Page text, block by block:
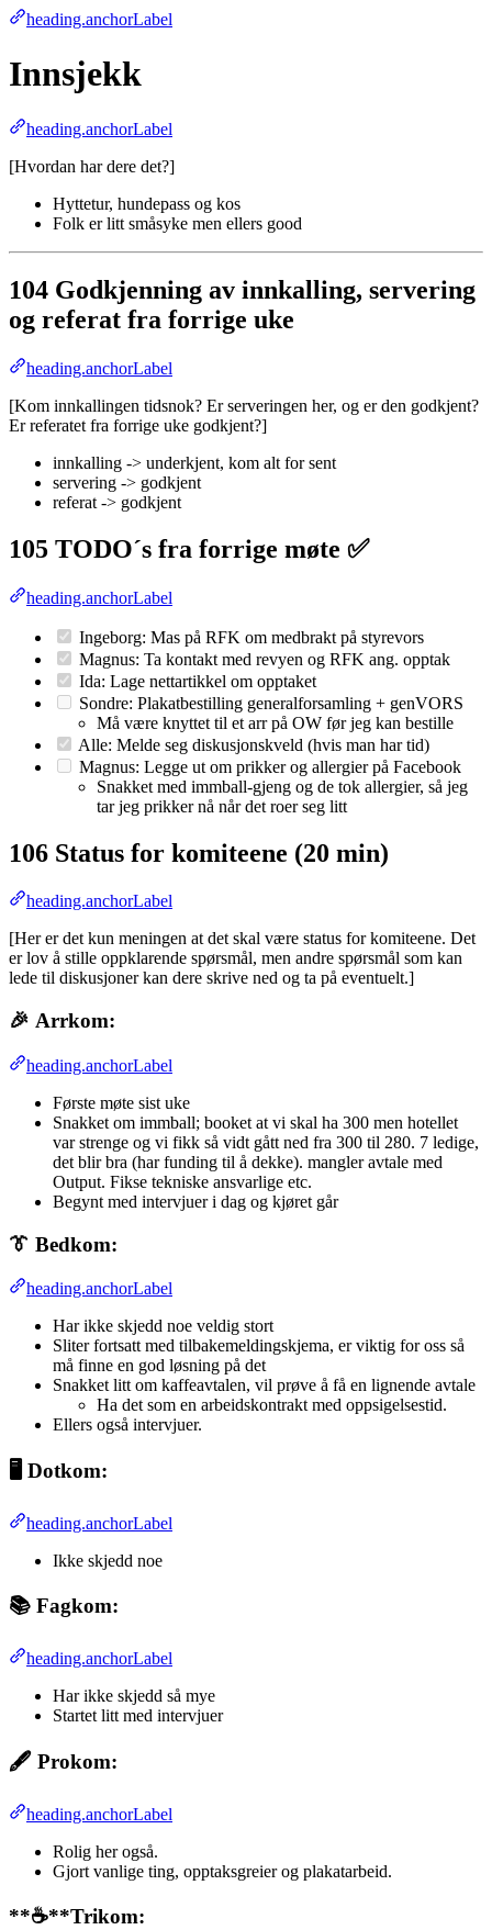
heading.anchorLabel
Innsjekk
heading.anchorLabel
[Hvordan har dere det?]
Hyttetur, hundepass og kos
Folk er litt småsyke men ellers good
104 Godkjenning av innkalling, servering
og referat fra forrige uke
heading.anchorLabel
[Kom innkallingen tidsnok? Er serveringen her, og er den godkjent?
Er referatet fra forrige uke godkjent?]
innkalling -> underkjent, kom alt for sent
servering -> godkjent
referat -> godkjent
105 TODO´s fra forrige møte ✅
heading.anchorLabel
Ingeborg: Mas på RFK om medbrakt på styrevors
Magnus: Ta kontakt med revyen og RFK ang. opptak
Ida: Lage nettartikkel om opptaket
Sondre: Plakatbestilling generalforsamling + genVORS
Må være knyttet til et arr på OW før jeg kan bestille
Alle: Melde seg diskusjonskveld (hvis man har tid)
Magnus: Legge ut om prikker og allergier på Facebook
Snakket med immball-gjeng og de tok allergier, så jeg
tar jeg prikker nå når det roer seg litt
106 Status for komiteene (20 min)
heading.anchorLabel
[Her er det kun meningen at det skal være status for komiteene. Det
er lov å stille oppklarende spørsmål, men andre spørsmål som kan
lede til diskusjoner kan dere skrive ned og ta på eventuelt.]
🎉 Arrkom:
heading.anchorLabel
Første møte sist uke
Snakket om immball; booket at vi skal ha 300 men hotellet
var strenge og vi fikk så vidt gått ned fra 300 til 280. 7 ledige,
det blir bra (har funding til å dekke). mangler avtale med
Output. Fikse tekniske ansvarlige etc.
Begynt med intervjuer i dag og kjøret går
👔 Bedkom:
heading.anchorLabel
Har ikke skjedd noe veldig stort
Sliter fortsatt med tilbakemeldingskjema, er viktig for oss så
må finne en god løsning på det
Snakket litt om kaffeavtalen, vil prøve å få en lignende avtale
Ha det som en arbeidskontrakt med oppsigelsestid.
Ellers også intervjuer.
🖥️ Dotkom:
heading.anchorLabel
Ikke skjedd noe
📚 Fagkom:
heading.anchorLabel
Har ikke skjedd så mye
Startet litt med intervjuer
🖋️ Prokom:
heading.anchorLabel
Rolig her også.
Gjort vanlige ting, opptaksgreier og plakatarbeid.
**☕**Trikom: